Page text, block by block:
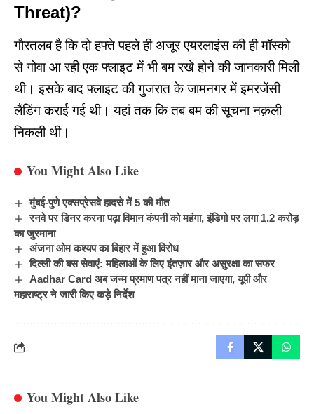
Threat)?
गौरतलब है कि दो हफ्ते पहले ही अजूर एयरलाइंस की ही मॉस्को
से गोवा आ रही एक फ्लाइट में भी बम रखे होने की जानकारी मिली
थी। इसके बाद फ्लाइट की गुजरात के जामनगर में इमरजेंसी
लैंडिंग कराई गई थी। यहां तक कि तब बम की सूचना नक़ली
निकली थी।
You Might Also Like
मुंबई-पुणे एक्सप्रेसवे हादसे में 5 की मौत
रनवे पर डिनर करना पढ़ा विमान कंपनी को महंगा, इंडिगो पर लगा 1.2 करोड़
का जुरमाना
अंजना ओम कश्यप का बिहार में हुआ विरोध
दिल्ली की बस सेवाएं: महिलाओं के लिए इंतज़ार और असुरक्षा का सफर
Aadhar Card अब जन्म प्रमाण पत्र नहीं माना जाएगा, यूपी और
महाराष्ट्र ने जारी किए कड़े निर्देश
You Might Also Like